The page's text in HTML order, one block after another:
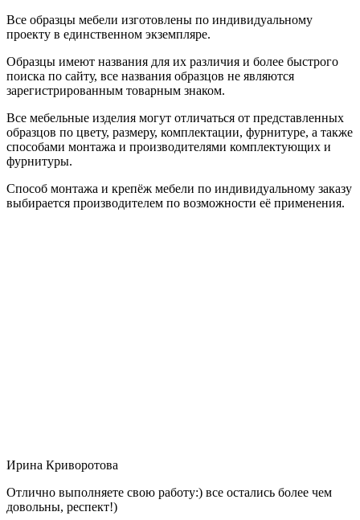
Все образцы мебели изготовлены по индивидуальному
проекту в единственном экземпляре.
Образцы имеют названия для их различия и более быстрого
поиска по сайту, все названия образцов не являются
зарегистрированным товарным знаком.
Все мебельные изделия могут отличаться от представленных
образцов по цвету, размеру, комплектации, фурнитуре, а также
способами монтажа и производителями комплектующих и
фурнитуры.
Способ монтажа и крепёж мебели по индивидуальному заказу
выбирается производителем по возможности её применения.
Ирина Криворотова
Отлично выполняете свою работу:) все остались более чем
довольны, респект!)